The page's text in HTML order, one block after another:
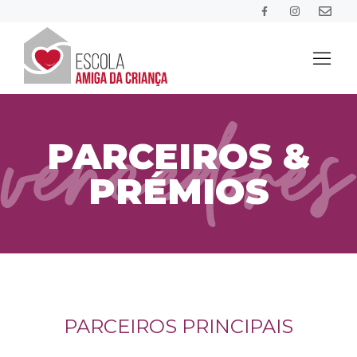
SOBRE A INICIATIVA
PROJETOS
PARCEIROS &
PRÉMIOS
PARCEIROS PRINCIPAIS